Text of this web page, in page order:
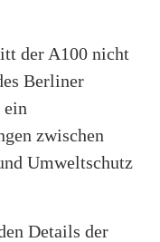
der A100 nicht
Berliner
ein
zwischen
Umweltschutz
Details der